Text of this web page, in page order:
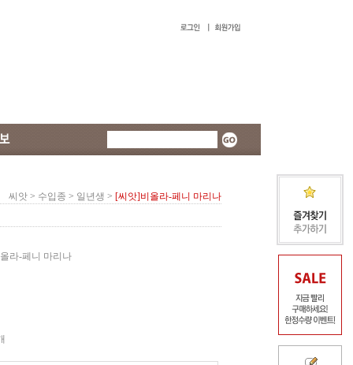
씨앗 > 수입종 > 일년생 > [씨앗]비올라-페니 마리나
-페니 마리나